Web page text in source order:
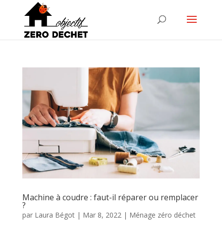
Machine à coudre : faut-il réparer ou remplacer
?
par Laura Bégot| Mar 8, 2022| Ménage zéro déchet